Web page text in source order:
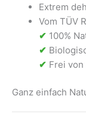
Extrem
Vom TÜV
✔ 100%
✔
✔ Frei
Ganz einfach